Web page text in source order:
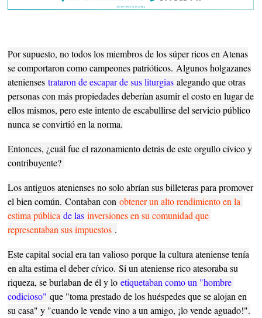
Por supuesto, no todos los miembros de los súper ricos en Atenas
se comportaron como campeones patrióticos. Algunos holgazanes
ateniensestrataron de escapar de sus liturgias alegando que otras
personas con más propiedades deberían asumir el costo en lugar de
ellos mismos, pero este intento de escabullirse del servicio público
nunca se convirtió en la norma.
Entonces, ¿cuál fue el razonamiento detrás de este orgullo cívico y
contribuyente?
Los antiguos atenienses no solo abrían sus billeteras para promover
el bien común.Contaban conobtener un alto rendimiento en la
estima pública de lasinversiones en su comunidad que
representaban sus impuestos .
Este capital social era tan valioso porque la cultura ateniense tenía
en alta estima el deber cívico.Si un ateniense rico atesoraba su
riqueza, se burlaban de él y loetiquetaban como un "hombre
codicioso" que "toma prestado de los huéspedes que se alojan en
su casa" y "cuando le vende vino a un amigo, ¡lo vende aguado!".